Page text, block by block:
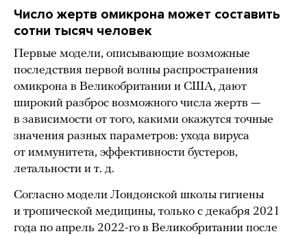
Число жертв омикрона может составить
сотни тысяч человек
Первые модели, описывающие возможные
последствия первой волны распространения
омикрона в Великобритании и США, дают
широкий разброс возможного числа жертв —
в зависимости от того, какими окажутся точные
значения разных параметров: ухода вируса
от иммунитета, эффективности бустеров,
летальности и т. д.
Согласно модели Лондонской школы гигиены
и тропической медицины, только с декабря 2021
года по апрель 2022-го в Великобритании после